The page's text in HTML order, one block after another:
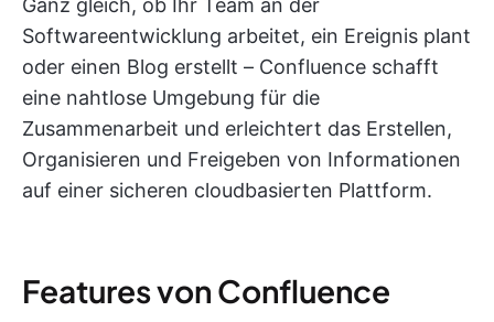
Ganz gleich, ob Ihr Team an der
Softwareentwicklung arbeitet, ein Ereignis plant
oder einen Blog erstellt – Confluence schafft
eine nahtlose Umgebung für die
Zusammenarbeit und erleichtert das Erstellen,
Organisieren und Freigeben von Informationen
auf einer sicheren cloudbasierten Plattform.
Features von Confluence